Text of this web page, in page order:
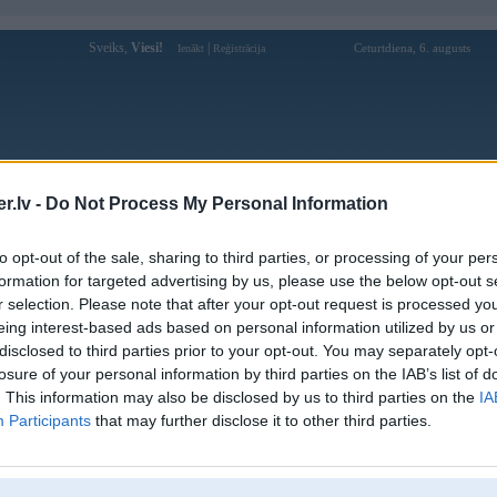
- Do Not Process My Personal Information
opt-out of the sale, sharing to third parties, or processing of your
for targeted advertising by us, please use the below opt-out
selection. Please note that after your opt-out request is processed
interest-based ads based on personal information utilized by us
to third parties prior to your opt-out. You may separately
of your personal information by third parties on the IAB’s list of
This information may also be disclosed by us to third parties on the
Participants that may further disclose it to other third parties.
Sveiks, Viesi! Ienākt Reģistrācija Ceturtdiena, 6. augusts
Forums Galerijas Reģistrācija Lietotāji
Lietotāja hitclubexpress profils
Lietotājvārds:
hitclubexpress
Ziņojumi forumā:
0
Pēdējie ziņojumi forumā